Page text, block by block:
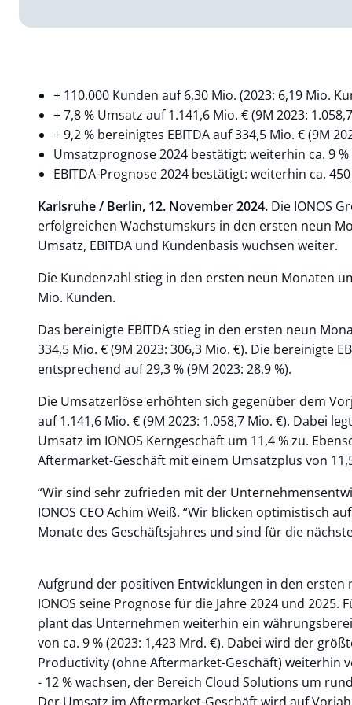
+ 110.000 Kunden auf 6,30 Mio. (2023: 6,19 Mio.
+ 7,8 % Umsatz auf 1.141,6 Mio. € (9M 2023:
+ 9,2 % bereinigtes EBITDA auf 334,5 Mio. € (9M
Umsatzprognose 2024 bestätigt: weiterhin ca. 9
EBITDA-Prognose 2024 bestätigt: weiterhin ca.
Karlsruhe / Berlin, 12. November 2024. Die IONOS
erfolgreichen Wachstumskurs in den ersten neun
Umsatz, EBITDA und Kundenbasis wuchsen weiter.
Die Kundenzahl stieg in den ersten neun Monaten
Mio. Kunden.
Das bereinigte EBITDA stieg in den ersten neun
334,5 Mio. € (9M 2023: 306,3 Mio. €). Die bereinigte
entsprechend auf 29,3 % (9M 2023: 28,9 %).
Die Umsatzerlöse erhöhten sich gegenüber dem
auf 1.141,6 Mio. € (9M 2023: 1.058,7 Mio. €). Dabei
Umsatz im IONOS Kerngeschäft um 11,4 % zu.
Aftermarket-Geschäft mit einem Umsatzplus von
“Wir sind sehr zufrieden mit der
IONOS CEO Achim Weiß. “Wir blicken optimistisch
Monate des Geschäftsjahres und sind für die
Aufgrund der positiven Entwicklungen in den
IONOS seine Prognose für die Jahre 2024 und 2025.
plant das Unternehmen weiterhin ein
von ca. 9 % (2023: 1,423 Mrd. €). Dabei wird der
Productivity (ohne Aftermarket-Geschäft) weiterhin
- 12 % wachsen, der Bereich Cloud Solutions um